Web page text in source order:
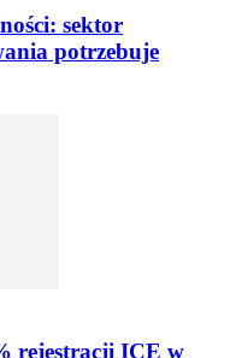
sektor
potrzebuje
rejestracji ICE w